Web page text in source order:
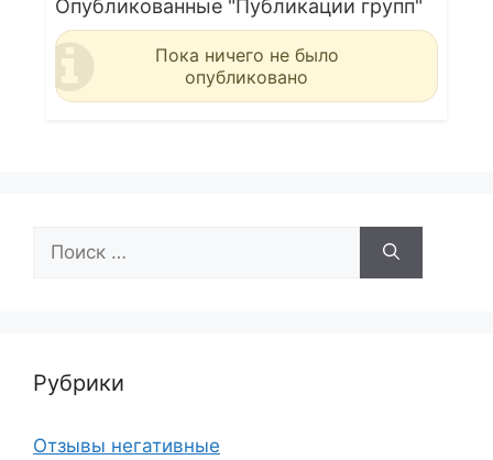
Опубликованные "Публикации групп"
Пока ничего не было
опубликовано
Рубрики
Отзывы негативные